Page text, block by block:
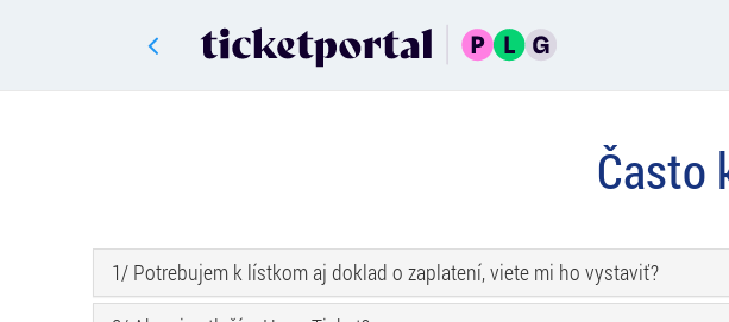
Často
1/ Potrebujem k lístkom aj doklad o zaplatení, viete mi ho vystaviť?